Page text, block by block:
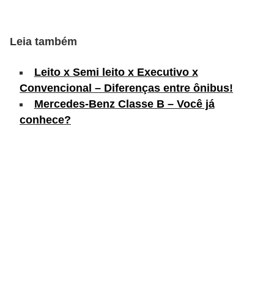
Leia também
Leito x Semi leito x Executivo x
Convencional – Diferenças entre ônibus!
Mercedes-Benz Classe B – Você já
conhece?
l
s
i